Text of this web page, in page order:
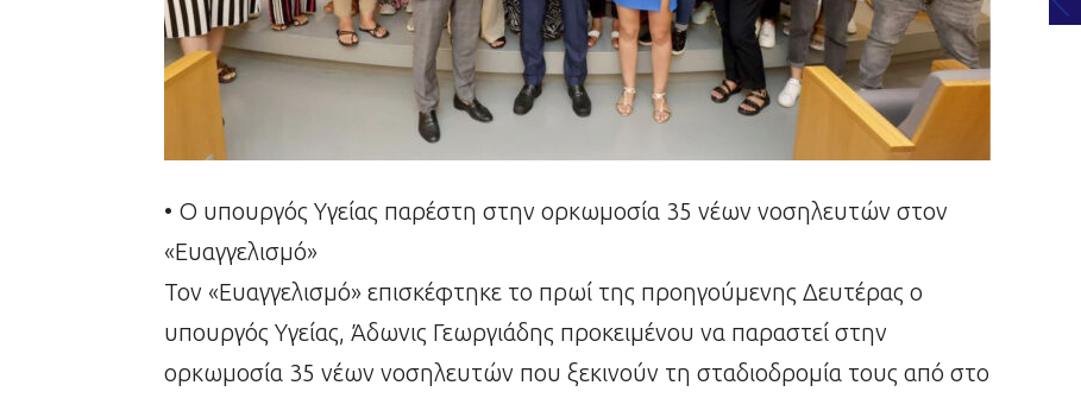
• Ο υπουργός Υγείας παρέστη στην ορκωμοσία 35 νέων νοσηλευτών στον
«Ευαγγελισμό»
Τον «Ευαγγελισμό» επισκέφτηκε το πρωί της προηγούμενης Δευτέρας ο
υπουργός Υγείας, Άδωνις Γεωργιάδης προκειμένου να παραστεί στην
ορκωμοσία 35 νέων νοσηλευτών που ξεκινούν τη σταδιοδρομία τους από στο